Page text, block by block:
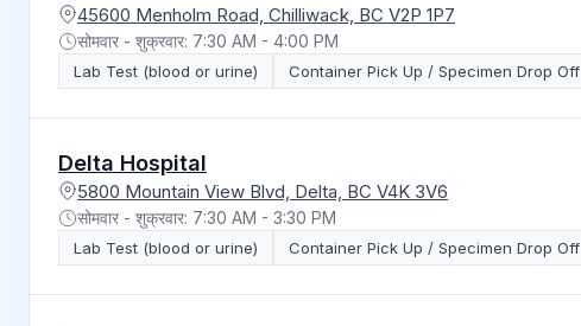
45600 Menholm Road, Chilliwack, BC V2P 1P7
सोमवार - शुक्रवार: 7:30 AM - 4:00 PM
Lab Test (blood or urine) Container Pick Up / Specimen Drop Off
Delta Hospital
5800 Mountain View Blvd, Delta, BC V4K 3V6
सोमवार - शुक्रवार: 7:30 AM - 3:30 PM
Lab Test (blood or urine) Container Pick Up / Specimen Drop Off